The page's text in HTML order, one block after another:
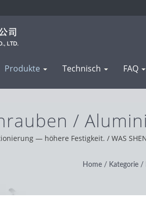
Produkte Technisch FAQ
/
— höhere Festigkeit. / WAS
Basierend auf unserer weltweiten
besten
Home / Kategorie /